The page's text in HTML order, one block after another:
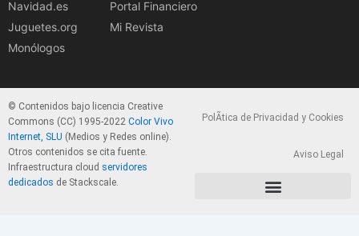
Navidad.es
Juguetes.org
Monólogos
Portal Financiero
Mi Revista
© Contenidos bajo licencia Creative
Commons (CC) 1995-2022 Color Vivo
Internet, SLU (Medios y Redes online).
Otros contenidos se cita fuente.
Infraestructura cloud servidores
dedicados de Stackscale.
PolÃ­tica de Privacidad y Cookies
Aviso Legal